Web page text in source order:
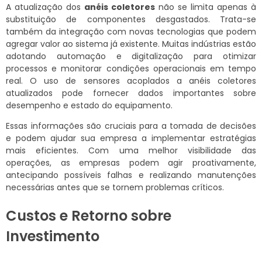
A atualização dos anéis coletores não se limita apenas à
substituição de componentes desgastados. Trata-se
também da integração com novas tecnologias que podem
agregar valor ao sistema já existente. Muitas indústrias estão
adotando automação e digitalização para otimizar
processos e monitorar condições operacionais em tempo
real. O uso de sensores acoplados a anéis coletores
atualizados pode fornecer dados importantes sobre
desempenho e estado do equipamento.
Essas informações são cruciais para a tomada de decisões
e podem ajudar sua empresa a implementar estratégias
mais eficientes. Com uma melhor visibilidade das
operações, as empresas podem agir proativamente,
antecipando possíveis falhas e realizando manutenções
necessárias antes que se tornem problemas críticos.
Custos e Retorno sobre
Investimento